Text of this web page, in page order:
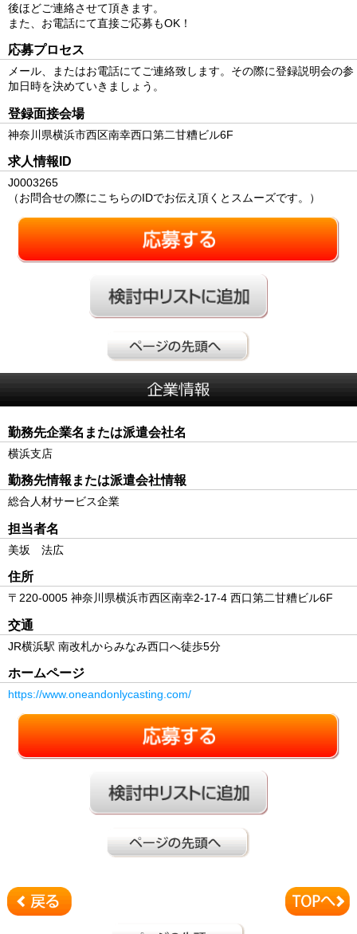
後ほどご連絡させて頂きます。
また、お電話にて直接ご応募もOK！
応募プロセス
メール、またはお電話にてご連絡致します。その際に登録説明会の参
加日時を決めていきましょう。
登録面接会場
神奈川県横浜市西区南幸西口第二甘糟ビル6F
求人情報ID
J0003265
（お問合せの際にこちらのIDでお伝え頂くとスムーズです。）
勤務先企業名または派遣会社名
横浜支店
勤務先情報または派遣会社情報
総合人材サービス企業
担当者名
美坂 法広
住所
〒220-0005 神奈川県横浜市西区南幸2-17-4 西口第二甘糟ビル6F
交通
JR横浜駅 南改札からみなみ西口へ徒歩5分
ホームページ
https://www.oneandonlycasting.com/